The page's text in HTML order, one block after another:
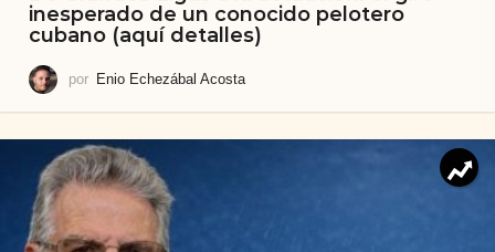
inesperado de un conocido pelotero
cubano (aquí detalles)
por Enio Echezábal Acosta